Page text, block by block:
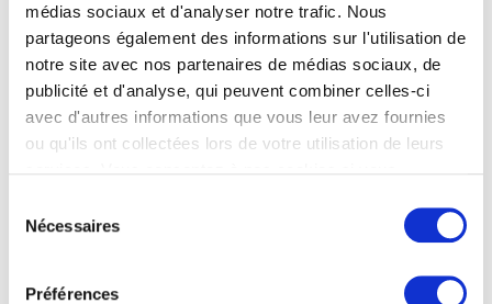
médias sociaux et d'analyser notre trafic. Nous
partageons également des informations sur l'utilisation de
notre site avec nos partenaires de médias sociaux, de
publicité et d'analyse, qui peuvent combiner celles-ci
avec d'autres informations que vous leur avez fournies
ou qu'ils ont collectées lors de votre utilisation de leurs
Nécessaires
Préférences